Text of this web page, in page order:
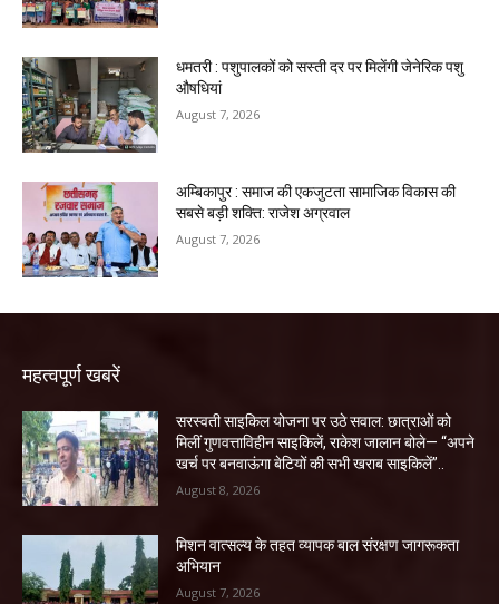
धमतरी : पशुपालकों को सस्ती दर पर मिलेंगी जेनेरिक पशु
औषधियां
August 7, 2026
अम्बिकापुर : समाज की एकजुटता सामाजिक विकास की
सबसे बड़ी शक्ति: राजेश अग्रवाल
August 7, 2026
महत्वपूर्ण खबरें
सरस्वती साइकिल योजना पर उठे सवाल: छात्राओं को
मिलीं गुणवत्ताविहीन साइकिलें, राकेश जालान बोले— “अपने
खर्च पर बनवाऊंगा बेटियों की सभी खराब साइकिलें”..
August 8, 2026
मिशन वात्सल्य के तहत व्यापक बाल संरक्षण जागरूकता
अभियान
August 7, 2026